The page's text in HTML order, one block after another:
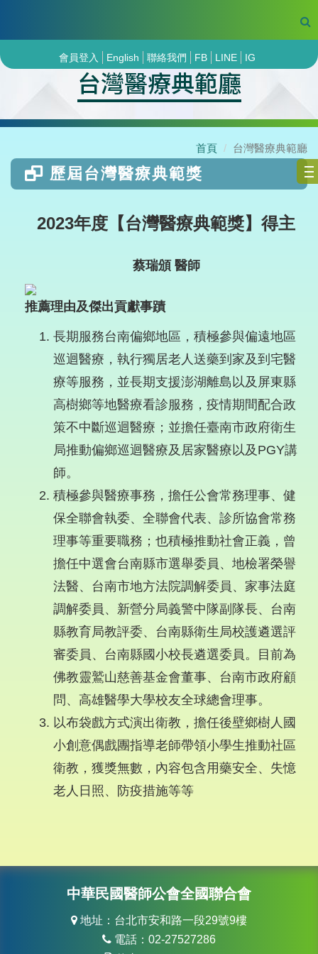
會員登入 English 聯絡我們 FB LINE IG
台灣醫療典範廳
首頁 台灣醫療典範廳
歷屆台灣醫療典範獎
2023年度【台灣醫療典範獎】得主
蔡瑞頒 醫師
推薦理由及傑出貢獻事蹟
長期服務台南偏鄉地區，積極參與偏遠地區
巡迴醫療，執行獨居老人送藥到家及到宅醫
療等服務，並長期支援澎湖離島以及屏東縣
高樹鄉等地醫療看診服務，疫情期間配合政
策不中斷巡迴醫療；並擔任臺南市政府衛生
局推動偏鄉巡迴醫療及居家醫療以及PGY講
師。
積極參與醫療事務，擔任公會常務理事、健
保全聯會執委、全聯會代表、診所協會常務
理事等重要職務；也積極推動社會正義，曾
擔任中選會台南縣市選舉委員、地檢署榮譽
法醫、台南市地方法院調解委員、家事法庭
調解委員、新營分局義警中隊副隊長、台南
縣教育局教評委、台南縣衛生局校護遴選評
審委員、台南縣國小校長遴選委員。目前為
佛教靈鷲山慈善基金會董事、台南市政府顧
問、高雄醫學大學校友全球總會理事。
以布袋戲方式演出衛教，擔任後壁鄉樹人國
小創意偶戲團指導老師帶領小學生推動社區
衛教，獲獎無數，內容包含用藥安全、失憶
老人日照、防疫措施等等
中華民國醫師公會全國聯合會
地址：台北市安和路一段29號9樓
電話：02-27527286